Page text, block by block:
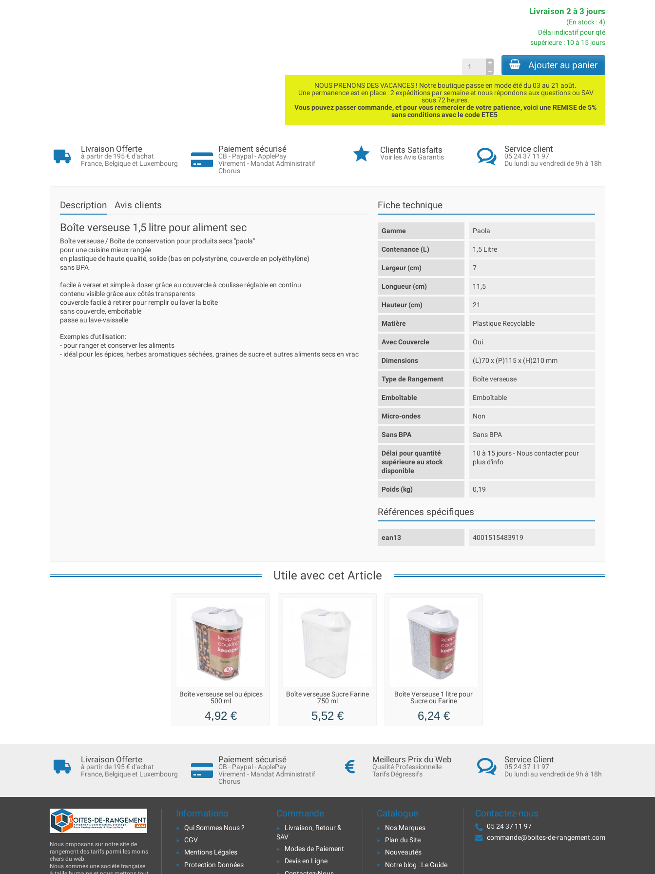
Livraison 2 à 3 jours
(En stock : 4)
Délai indicatif pour qté
supérieure : 10 à 15 jours
Ajouter au panier
NOUS PRENONS DES VACANCES ! Notre boutique passe en mode été du 03 au 21 août.
Une permanence est en place : 2 expéditions par semaine et nous répondons aux questions ou SAV
sous 72 heures.
Vous pouvez passer commande, et pour vous remercier de votre patience, voici une REMISE de 5%
sans conditions avec le code ETE5
Livraison Offerte
à partir de 195 € d'achat
France, Belgique et Luxembourg
Paiement sécurisé
CB - Paypal - ApplePay
Virement - Mandat Administratif
Chorus
Clients Satisfaits
Voir les Avis Garantis
Service client
05 24 37 11 97
Du lundi au vendredi de 9h à 18h
Description Avis clients
Boîte verseuse 1,5 litre pour aliment sec
Boîte verseuse / Boîte de conservation pour produits secs "paola"
pour une cuisine mieux rangée
en plastique de haute qualité, solide (bas en polystyrène, couvercle en polyéthylène)
sans BPA
facile à verser et simple à doser grâce au couvercle à coulisse réglable en continu
contenu visible grâce aux côtés transparents
couvercle facile à retirer pour remplir ou laver la boîte
sans couvercle, emboîtable
passe au lave-vaisselle
Exemples d'utilisation:
- pour ranger et conserver les aliments
- idéal pour les épices, herbes aromatiques séchées, graines de sucre et autres aliments secs en vrac
Fiche technique
Gamme Paola
Contenance (L) 1,5 Litre
Largeur (cm) 7
Longueur (cm) 11,5
Hauteur (cm) 21
Matière Plastique Recyclable
Avec Couvercle Oui
Dimensions (L)70 x (P)115 x (H)210 mm
Type de Rangement Boîte verseuse
Emboîtable Emboîtable
Micro-ondes Non
Sans BPA Sans BPA
Délai pour quantité
supérieure au stock
disponible
10 à 15 jours - Nous contacter pour
plus d'info
Poids (kg) 0,19
Références spécifiques
ean13 4001515483919
Utile avec cet Article
Boîte verseuse sel ou épices
500 ml
4,92 €
Boîte verseuse Sucre Farine
750 ml
5,52 €
Boîte Verseuse 1 litre pour
Sucre ou Farine
6,24 €
Livraison Offerte
à partir de 195 € d'achat
France, Belgique et Luxembourg
Paiement sécurisé
CB - Paypal - ApplePay
Virement - Mandat Administratif
Chorus
Meilleurs Prix du Web
Qualité Professionnelle
Tarifs Dégressifs
Service Client
05 24 37 11 97
Du lundi au vendredi de 9h à 18h
Nous proposons sur notre site de
rangement des tarifs parmi les moins
chers du web.
Nous sommes une société française
Informations
Qui Sommes Nous ?
CGV
Mentions Légales
Protection Données
Commande
Livraison, Retour &
SAV
Modes de Paiement
Devis en Ligne
Catalogue
Nos Marques
Plan du Site
Nouveautés
Notre blog : Le Guide
Contactez-nous
05 24 37 11 97
commande@boites-de-rangement.com